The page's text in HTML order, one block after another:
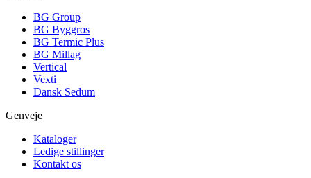
BG Group
BG Byggros
BG Termic Plus
BG Millag
Vertical
Vexti
Dansk Sedum
Genveje
Kataloger
Ledige stillinger
Kontakt os